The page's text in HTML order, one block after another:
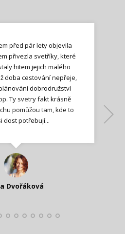
před pár lety objevila
přivezla svetříky, které
hitem jejich malého
doba cestování nepřeje,
dobrodružství
Ty svetry fakt krásně
pomůžou tam, kde to
dost potřebují...
Dvořáková
Jana T.
Veleta Štěpánová
Ilona M.
Lenka K.
zpráva
Perháčová
Smolková
Lenka K.